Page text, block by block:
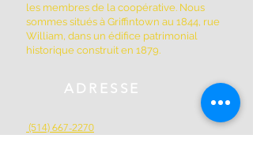
les membres de la coopérative. Nous
sommes situés à Griffintown au 1844, rue
William, dans un édifice patrimonial
historique construit en 1879.
ADRESSE
(514) 667-2270